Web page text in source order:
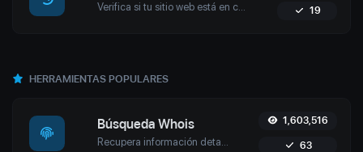
Verifica si tu sitio web está en caché por Google con la herramienta Google Cache Checker de Uptime4. Obtén fechas de caché precisas y optimiza tu estrategia de SEO. 19
HERRAMIENTAS POPULARES
Búsqueda Whois 1,603,516
63